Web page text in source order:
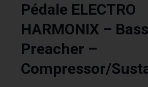
Pédale ELECTRO
HARMONIX – Bass
Preacher –
Compressor/